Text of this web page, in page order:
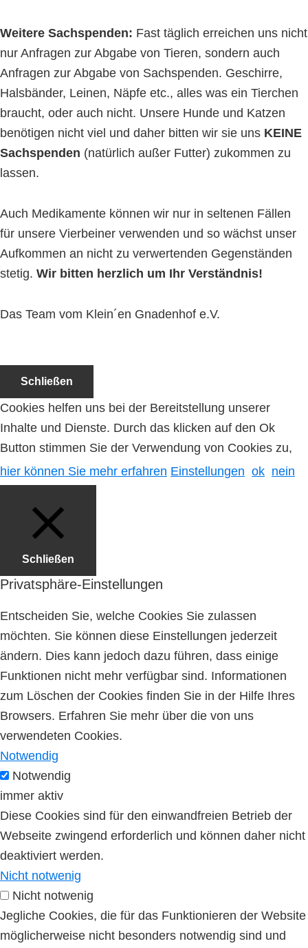
Weitere Sachspenden: Fast täglich erreichen uns nicht
nur Anfragen zur Abgabe von Tieren, sondern auch
Anfragen zur Abgabe von Sachspenden. Geschirre,
Halsbänder, Leinen, Näpfe etc., alles was ein Tierchen
braucht, oder auch nicht. Unsere Hunde und Katzen
benötigen nicht viel und daher bitten wir sie uns KEINE
Sachspenden (natürlich außer Futter) zukommen zu
lassen.
Auch Medikamente können wir nur in seltenen Fällen
für unsere Vierbeiner verwenden und so wächst unser
Aufkommen an nicht zu verwertenden Gegenständen
stetig. Wir bitten herzlich um Ihr Verständnis!
Das Team vom Klein´en Gnadenhof e.V.
Schließen
Cookies helfen uns bei der Bereitstellung unserer
Inhalte und Dienste. Durch das klicken auf den Ok
Button stimmen Sie der Verwendung von Cookies zu,
hier können Sie mehr erfahren Einstellungen ok nein
Schließen
Privatsphäre-Einstellungen
Entscheiden Sie, welche Cookies Sie zulassen
möchten. Sie können diese Einstellungen jederzeit
ändern. Dies kann jedoch dazu führen, dass einige
Funktionen nicht mehr verfügbar sind. Informationen
zum Löschen der Cookies finden Sie in der Hilfe Ihres
Browsers. Erfahren Sie mehr über die von uns
verwendeten Cookies.
Notwendig
Notwendig
immer aktiv
Diese Cookies sind für den einwandfreien Betrieb der
Webseite zwingend erforderlich und können daher nicht
deaktiviert werden.
Nicht notwenig
Nicht notwenig
Jegliche Cookies, die für das Funktionieren der Website
möglicherweise nicht besonders notwendig sind und